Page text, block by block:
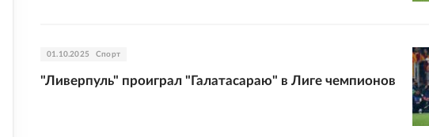
01.10.2025 Спорт
"Ливерпуль" проиграл "Галатасараю" в Лиге чемпионов